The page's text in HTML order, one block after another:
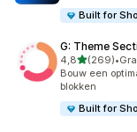
Built for
G: Theme
4,8van 5
(269)
269 recensies
•
Bouw een
blokken
Built for